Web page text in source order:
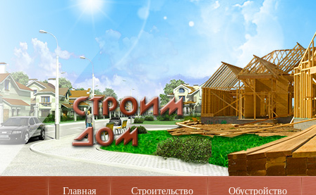
Главная Строительство Обустройство